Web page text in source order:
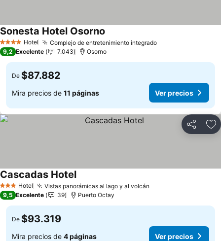
4 EstrellasHotel Complejo de entretenimiento integradoVer precios
Sonesta Hotel Osorno
9,2 Excelente 7.043 Osorno
De $87.882
Mira precios de 11 páginas Ver precios
Compartir
3 Estrellas
Hotel Vistas panorámicas al lago y al volcán
Cascadas HotelVer precios
9,5 Excelente 39 Puerto Octay
De $93.319
Mira precios de 4 páginas Ver precios